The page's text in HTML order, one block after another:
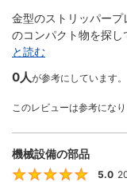
金型のストリッパー
のコンパクト物を探し
と読む
0人が参考にしています。
このレビューは参考にな
機械設備の部品
5.0